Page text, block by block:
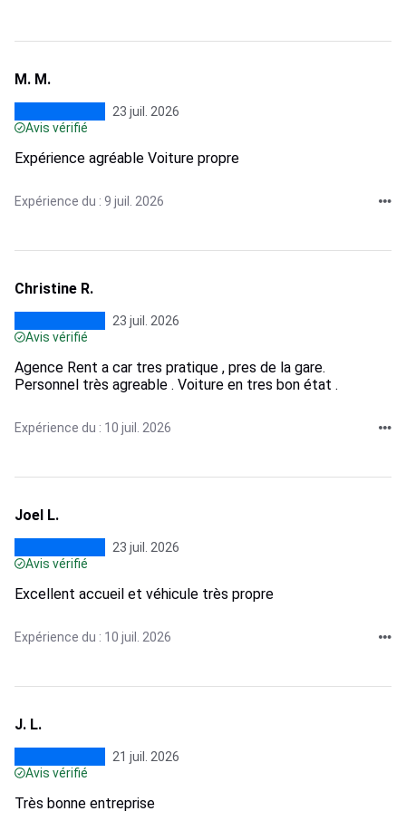
M. M.
23 juil. 2026
Avis vérifié
Expérience agréable Voiture propre
Expérience du : 9 juil. 2026
Christine R.
23 juil. 2026
Avis vérifié
Agence Rent a car tres pratique , pres de la gare.
Personnel très agreable . Voiture en tres bon état .
Expérience du : 10 juil. 2026
Joel L.
23 juil. 2026
Avis vérifié
Excellent accueil et véhicule très propre
Expérience du : 10 juil. 2026
J. L.
21 juil. 2026
Avis vérifié
Très bonne entreprise